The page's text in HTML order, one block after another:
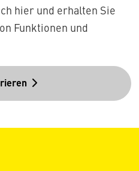
hier und erhalten Sie
Funktionen und